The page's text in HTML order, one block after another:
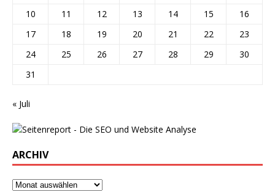
10
11 12 13 14 15
16
17
18 19 20 21 22
23
24
25 26 27 28 29
30
31
« Juli
ARCHIV